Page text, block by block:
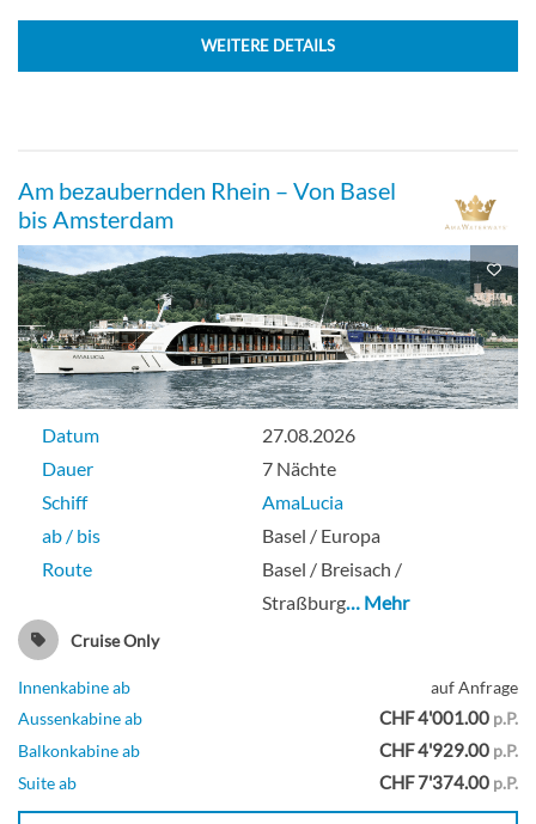
WEITERE DETAILS
Am bezaubernden Rhein – Von Basel
bis Amsterdam
Datum
27.08.2026
Dauer
7 Nächte
Schiff
AmaLucia
ab / bis
Basel / Europa
Route
Basel / Breisach /
Straßburg… Mehr
Cruise Only
Innenkabine ab
auf Anfrage
Aussenkabine ab
CHF 4'001.00 p.P.
Balkonkabine ab
CHF 4'929.00 p.P.
Suite ab
CHF 7'374.00 p.P.